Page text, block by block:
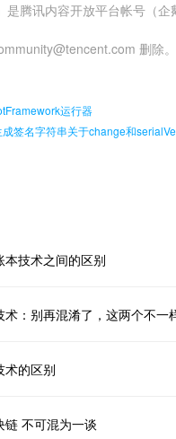
是腾讯内容开放平台帐号（
删除。
运行器
签名字符串关于change和
技术之间的区别
：别再混淆了，这两个不一
术的区别
不可混为一谈